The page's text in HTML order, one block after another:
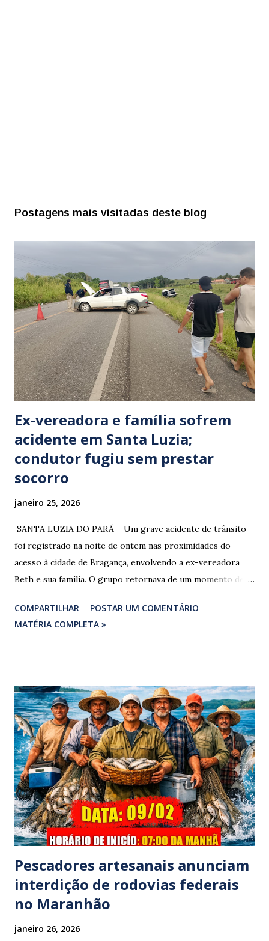
Postagens mais visitadas deste blog
Ex-vereadora e família sofrem
acidente em Santa Luzia;
condutor fugiu sem prestar
socorro
janeiro 25, 2026
​ SANTA LUZIA DO PARÁ – Um grave acidente de trânsito
foi registrado na noite de ontem nas proximidades do
acesso à cidade de Bragança, envolvendo a ex-vereadora
Beth e sua família. O grupo retornava de um momento de
vereadora e irmão dos ex-vereadores de Bragança, Mauro
Rodrigues e Zeca Rodrigues , estava voltando do
família foi atingido por uma caminhonete. O condutor da
mesma apresentava sinais visíveis de embriaguez, e
diversas latas de bebidas alcoólicas foram avistadas no
interior do veículo. O motorista, identificado por
moradores locais como irmão do vereador "Neguinho do
Coco", de Santa Luzia do Pará, evadiu-se do local sem
prestar assistência às vítimas. ​Atendimento e Danos ​A
Polícia Rodoviária Federal (PRF) foi acionada para atender a
ocorrênc...
COMPARTILHAR
POSTAR UM COMENTÁRIO
MATÉRIA COMPLETA »
Pescadores artesanais anunciam
interdição de rodovias federais
no Maranhão
janeiro 26, 2026